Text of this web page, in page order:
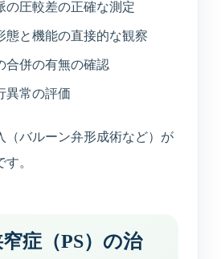
の圧較差の正確な測定
態と機能の直接的な観察
合併の有無の確認
異常の評価
（バルーン弁形成術など）が
。
症（PS）の治